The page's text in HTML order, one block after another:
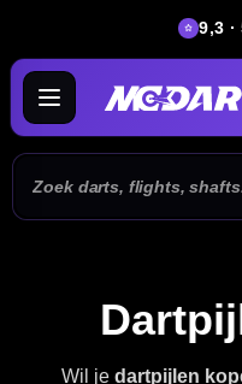
9,3
Wil je dartpijlen